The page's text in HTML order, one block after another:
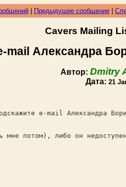
| Предыдущее сообщение|
Cavers Mailing
mail Александра
Автор: Dmitry
Дата: 21
e-mail Александра
мне потом), либо он